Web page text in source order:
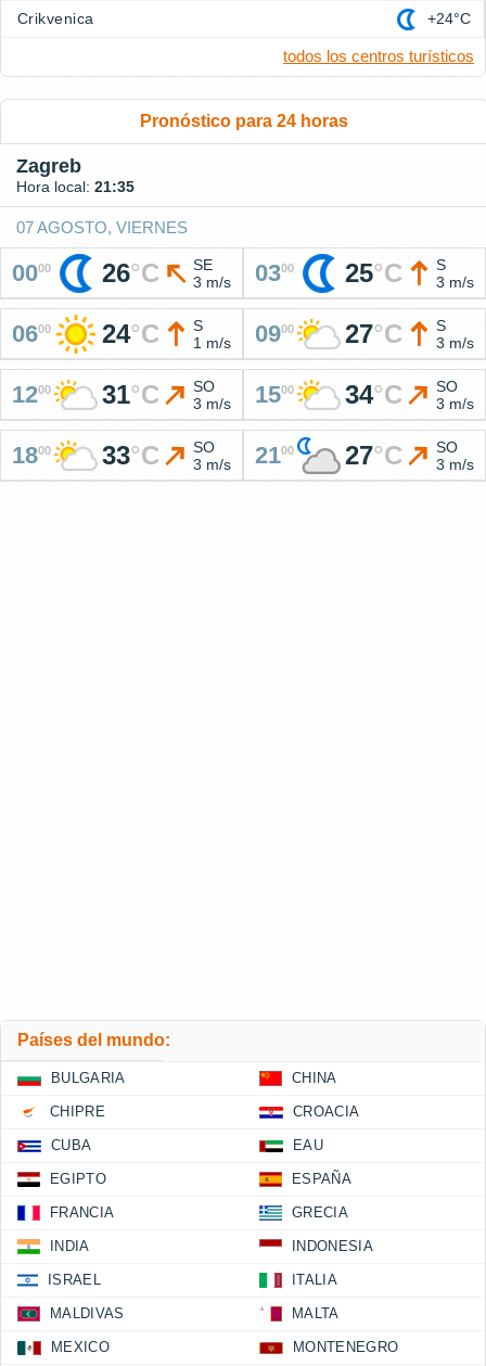
Crikvenica +24°C
todos los centros turísticos
Pronóstico para 24 horas
Zagreb
Hora local: 21:35
07 AGOSTO, VIERNES
0000 26°C
SE
3 m/s
0300 25°C
S
3 m/s
0600 24°C
S
1 m/s
0900 27°C
S
3 m/s
1200 31°C
SO
3 m/s
1500 34°C
SO
3 m/s
1800 33°C
SO
3 m/s
2100 27°C
SO
3 m/s
Países del mundo:
BULGARIA CHINA
CHIPRE CROACIA
CUBA EAU
EGIPTO ESPAÑA
FRANCIA GRECIA
INDIA INDONESIA
ISRAEL ITALIA
MALDIVAS MALTA
MEXICO MONTENEGRO